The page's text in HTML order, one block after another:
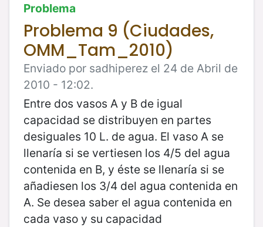
Problema
Problema 9 (Ciudades,
OMM_Tam_2010)
Enviado por sadhiperez el 24 de Abril de
2010 - 12:02.
Entre dos vasos A y B de igual
capacidad se distribuyen en partes
desiguales 10 L. de agua. El vaso A se
llenaría si se vertiesen los 4/5 del agua
contenida en B, y éste se llenaría si se
añadiesen los 3/4 del agua contenida en
A. Se desea saber el agua contenida en
cada vaso y su capacidad